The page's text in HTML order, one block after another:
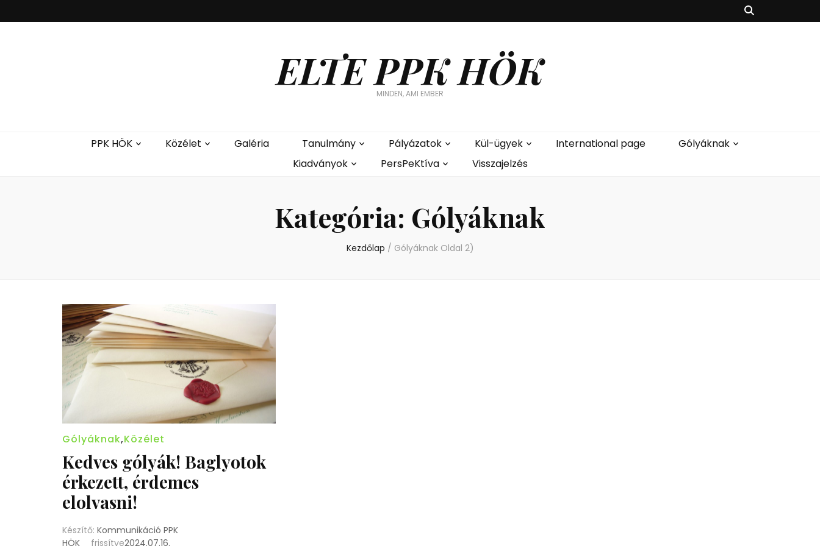
ELTE PPK HÖK
MINDEN, AMI EMBER
PPK HÖK Közélet Galéria Tanulmány Pályázatok Kül-ügyek International page
Gólyáknak
Kiadványok
PersPeKtíva Visszajelzés
Kategória: Gólyáknak
Kezdőlap / Gólyáknak Oldal 2)
Gólyáknak,Közélet
Kedves gólyák! Baglyotok
érkezett, érdemes
elolvasni!
Készítő: Kommunikáció PPK
HÖK
frissítve2024.07.16.